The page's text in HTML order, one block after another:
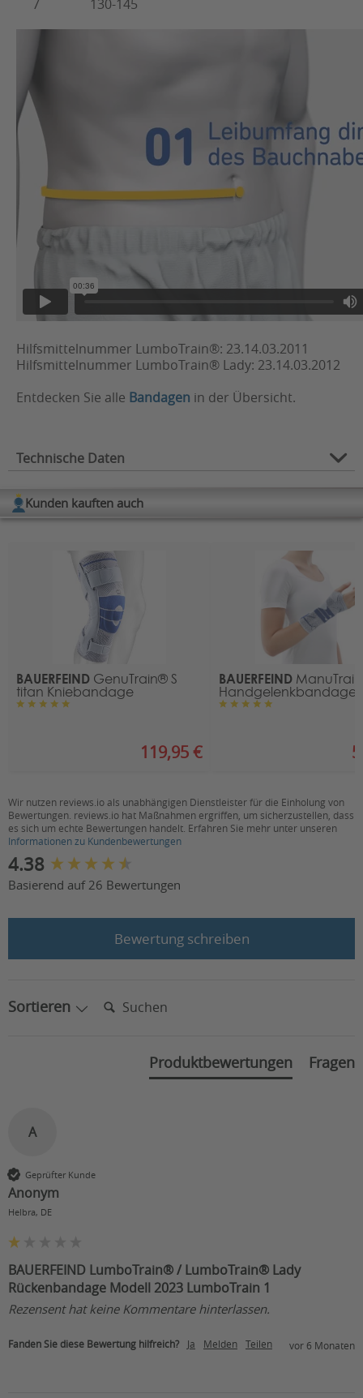
7 130-145
Hilfsmittelnummer LumboTrain®: 23.14.03.2011
Hilfsmittelnummer LumboTrain® Lady: 23.14.03.2012
Entdecken Sie alle Bandagen in der Übersicht.
Technische Daten
Verwendungszweck:
Kunden kauften auch
BAUERFEIND GenuTrain® S
titan Kniebandage
119,95 €
BAUERFEIND
Handgelenkbandage
Wir nutzen reviews.io als unabhängigen Dienstleister für die Einholung von
Bewertungen. reviews.io hat Maßnahmen ergriffen, um sicherzustellen, dass
es sich um echte Bewertungen handelt. Erfahren Sie mehr unter unseren
Informationen zu Kundenbewertungen
4.38
Basierend auf 26 Bewertungen
Bewertung schreiben
Sortieren Suchen:
Produktbewertungen Fragen
A
Geprüfter Kunde
Anonym
Helbra, DE
BAUERFEIND LumboTrain® / LumboTrain® Lady
Rückenbandage Modell 2023 LumboTrain 1
Rezensent hat keine Kommentare hinterlassen.
Fanden Sie diese Bewertung hilfreich? Ja Melden Teilen vor 6 Monaten
New content loaded